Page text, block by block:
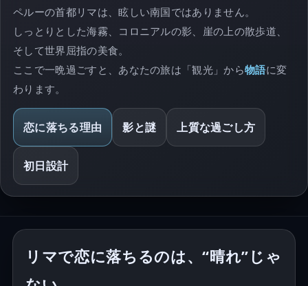
ペルーの首都リマは、眩しい南国ではありません。
しっとりとした海霧、コロニアルの影、崖の上の散歩道、
そして世界屈指の美食。
ここで一晩過ごすと、あなたの旅は「観光」から物語に変
わります。
恋に落ちる理由 影と謎 上質な過ごし方
初日設計
リマで恋に落ちるのは、“晴れ”じゃ